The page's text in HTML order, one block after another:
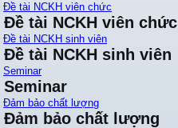
Đề tài NCKH viên chức
Đề tài NCKH viên chức
Đề tài NCKH sinh viên
Đề tài NCKH sinh viên
Seminar
Seminar
Đảm bảo chất lượng
Đảm bảo chất lượng